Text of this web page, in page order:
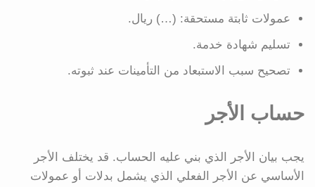
عمولات ثابتة مستحقة: (…) ريال.
تسليم شهادة خدمة.
تصحيح سبب الاستبعاد من التأمينات عند ثبوته.
حساب الأجر
يجب بيان الأجر الذي بني عليه الحساب. قد يختلف الأجر
الأساسي عن الأجر الفعلي الذي يشمل بدلات أو عمولات